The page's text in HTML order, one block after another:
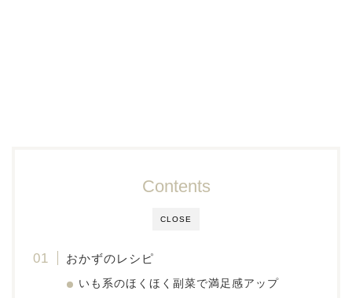
CLOSE
Contents
おかずのレシピ
いも系のほくほく副菜で満足感アップ